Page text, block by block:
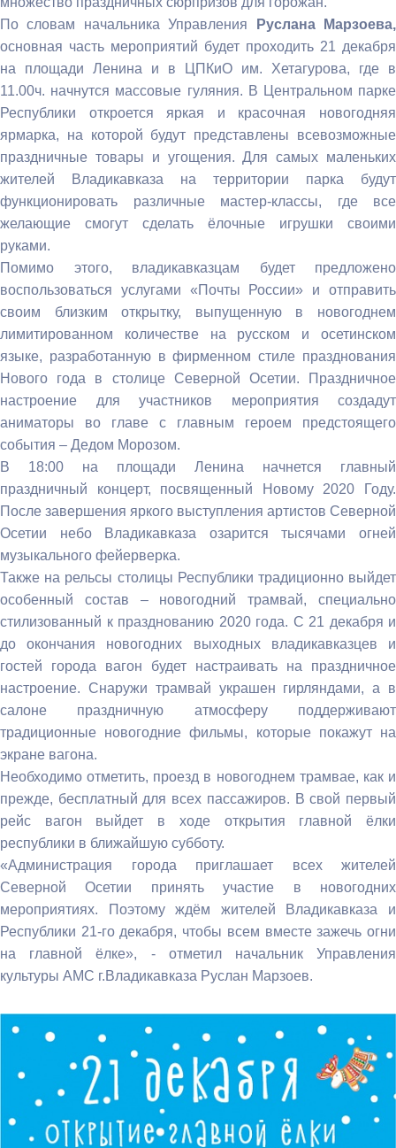
По словам начальника Управления
Руслана Марзоева,
основная часть мероприятий будет проходить 21 декабря
на площади Ленина и в ЦПКиО им. Хетагурова, где в
11.00ч. начнутся массовые гуляния. В Центральном парке
Республики откроется яркая и красочная новогодняя
ярмарка, на которой будут представлены всевозможные
праздничные товары и угощения. Для самых маленьких
жителей Владикавказа на территории парка будут
функционировать различные мастер-классы, где все
желающие смогут сделать ёлочные игрушки своими
руками.
Помимо этого, владикавказцам будет предложено
воспользоваться услугами «Почты России» и отправить
своим близким открытку, выпущенную в новогоднем
лимитированном количестве на русском и осетинском
языке, разработанную в фирменном стиле празднования
Нового года в столице Северной Осетии. Праздничное
настроение для участников мероприятия создадут
аниматоры во главе с главным героем предстоящего
события – Дедом Морозом.
В 18:00 на площади Ленина начнется главный
праздничный концерт, посвященный Новому 2020 Году.
После завершения яркого выступления артистов Северной
Осетии небо Владикавказа озарится тысячами огней
музыкального фейерверка.
Также на рельсы столицы Республики традиционно выйдет
особенный состав – новогодний трамвай, специально
стилизованный к празднованию 2020 года. С 21 декабря и
до окончания новогодних выходных владикавказцев и
гостей города вагон будет настраивать на праздничное
настроение. Снаружи трамвай украшен гирляндами, а в
салоне праздничную атмосферу поддерживают
традиционные новогодние фильмы, которые покажут на
экране вагона.
Необходимо отметить, проезд в новогоднем трамвае, как и
прежде, бесплатный для всех пассажиров. В свой первый
рейс вагон выйдет в ходе открытия главной ёлки
республики в ближайшую субботу.
«Администрация города приглашает всех жителей
Северной Осетии принять участие в новогодних
мероприятиях. Поэтому ждём жителей Владикавказа и
Республики 21-го декабря, чтобы всем вместе зажечь огни
на главной ёлке», - отметил начальник Управления
культуры АМС г.Владикавказа Руслан Марзоев.